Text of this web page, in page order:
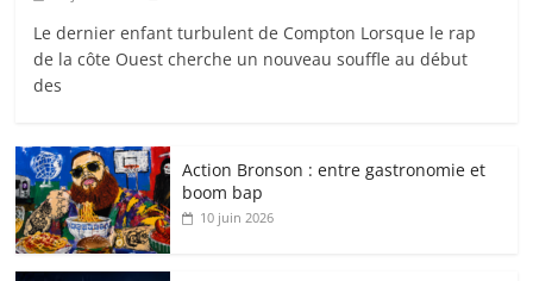
Le dernier enfant turbulent de Compton Lorsque le rap
de la côte Ouest cherche un nouveau souffle au début
des
Action Bronson : entre gastronomie et
boom bap
10 juin 2026